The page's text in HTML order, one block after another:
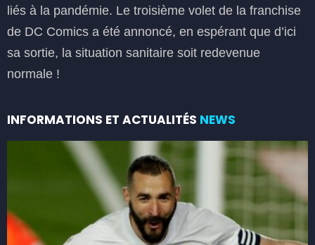
liés à la pandémie. Le troisième volet de la franchise
de DC Comics a été annoncé, en espérant que d’ici
sa sortie, la situation sanitaire soit redevenue
normale !
INFORMATIONS ET ACTUALITÉS NEWS